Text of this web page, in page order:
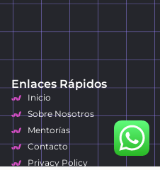
Enlaces Rápidos
Inicio
Sobre Nosotros
Mentorías
Contacto
Privacy Policy